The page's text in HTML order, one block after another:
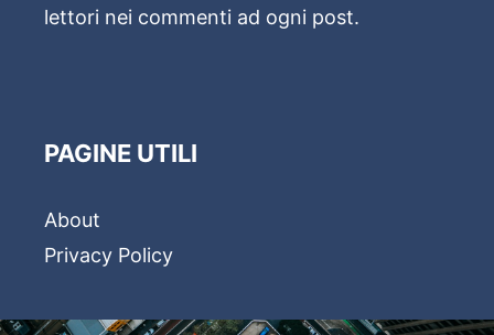
lettori nei commenti ad ogni post.
PAGINE UTILI
About
Privacy Policy